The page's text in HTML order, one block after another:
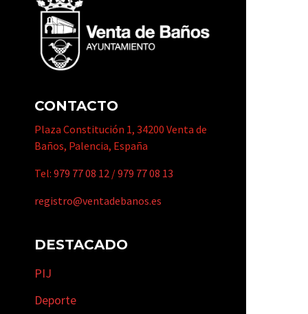
CONTACTO
Plaza Constitución 1, 34200 Venta de
Baños, Palencia, España
Tel: 979 77 08 12 /979 77 08 13
registro@ventadebanos.es
DESTACADO
PIJ
Deporte